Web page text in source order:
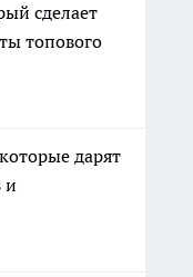
сделает
топового
дарят
и